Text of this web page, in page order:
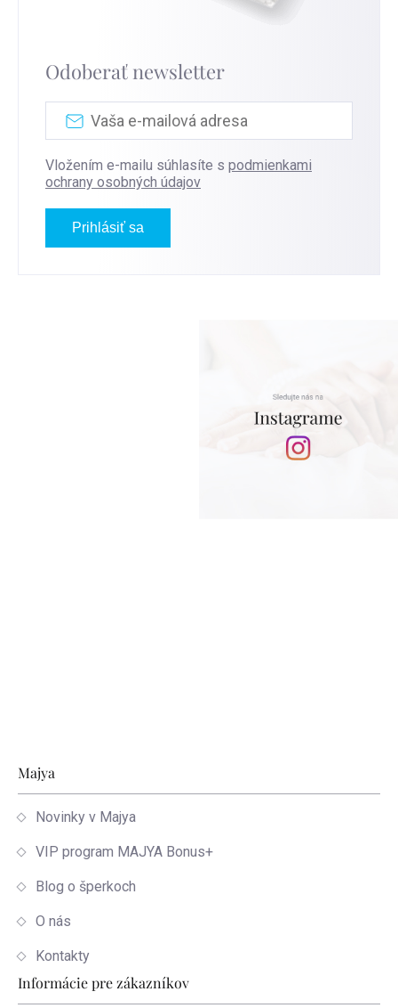
Odoberať newsletter
Vložením e-mailu súhlasíte s podmienkami
ochrany osobných údajov
Prihlásiť sa
Zápätie
Majya
Novinky v Majya
VIP program MAJYA Bonus+
Blog o šperkoch
O nás
Kontakty
Informácie pre zákazníkov